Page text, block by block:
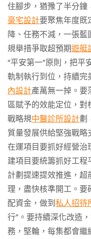
住腳步，猶豫了半分鐘
豪宅設計要聚焦年度既
降、任務不減，一張
規舉措爭取超預期遊艇
“平安第一”原則，把平
軌制執行到位，持續
內設計產萬無一掉。要
區賦予的效能定位，
戰略規中醫診所設計劃
質量發展供給堅強戰略
在運項目要抓好經營
建項目要統籌抓好工
計劃提速提效推進，超
理，盡快核準開工。要
配資金，做到私人招待
行”。要持續深化改造
務，堅輪，每集都會繼